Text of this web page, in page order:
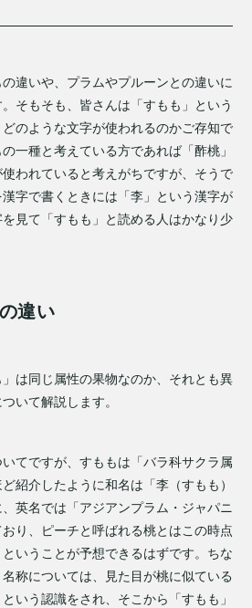
違いや、プラムやプルーンとの違いに
そもそも、皆さんは「すもも」という
のような文字が使われるのかご存知で
一種と考えている方であれば「酢桃」
われていると考えがちですが、そうで
字で書くときには「李」という漢字が
見て「すもも」と読める人はかなり少
違い
は同じ属性の果物なのか、それとも異
いて解説します。
てですが、すももは「バラ科サクラ属
紹介したように和名は「李（すもも）
英名では「アジアンプラム・ジャパニ
り、ピーチと呼ばれる桃とはこの時点
いうことが予想できるはずです。ちな
称については、見た目が桃に似ている
いう認識をされ、そこから「すもも」